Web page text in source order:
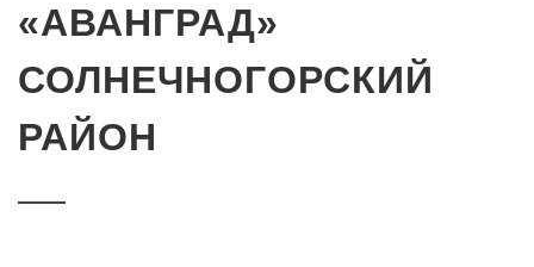
«АВАНГРАД»
СОЛНЕЧНОГОРСКИЙ
РАЙОН